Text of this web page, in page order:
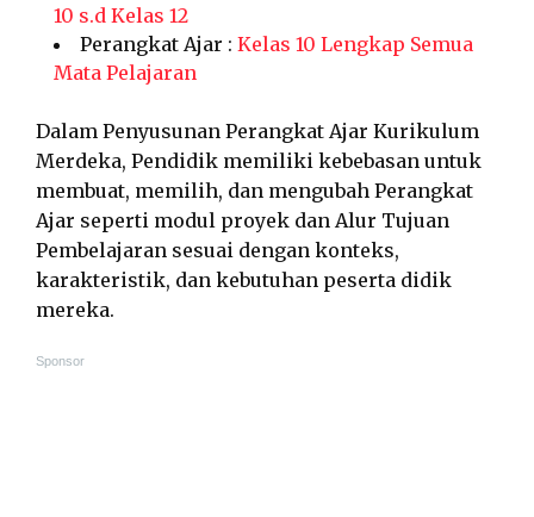
10 s.d Kelas 12
Perangkat Ajar : Kelas 10 Lengkap Semua
Mata Pelajaran
Dalam Penyusunan Perangkat Ajar Kurikulum
Merdeka, Pendidik memiliki kebebasan untuk
membuat, memilih, dan mengubah Perangkat
Ajar seperti modul proyek dan Alur Tujuan
Pembelajaran sesuai dengan konteks,
karakteristik, dan kebutuhan peserta didik
mereka.
Sponsor